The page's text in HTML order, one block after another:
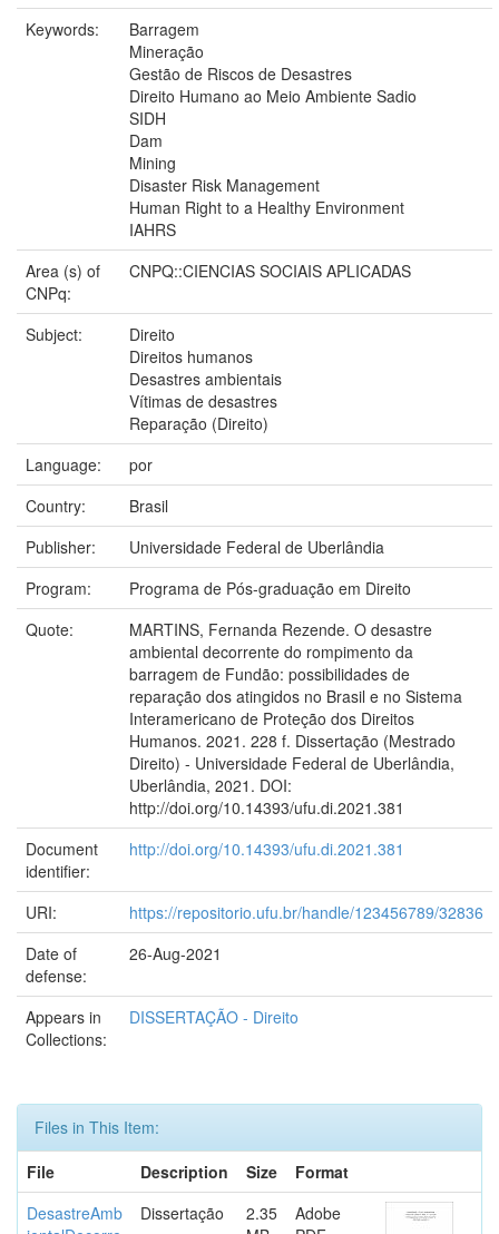
Keywords:
Barragem
Mineração
Gestão de Riscos de Desastres
Direito Humano ao Meio Ambiente Sadio
SIDH
Dam
Mining
Disaster Risk Management
Human Right to a Healthy Environment
IAHRS
Area (s) of
CNPq:
CNPQ::CIENCIAS SOCIAIS APLICADAS
Subject:
Direito
Direitos humanos
Desastres ambientais
Vítimas de desastres
Reparação (Direito)
Language:
por
Country:
Brasil
Publisher:
Universidade Federal de Uberlândia
Program:
Programa de Pós-graduação em Direito
Quote:
MARTINS, Fernanda Rezende. O desastre
ambiental decorrente do rompimento da
barragem de Fundão: possibilidades de
reparação dos atingidos no Brasil e no Sistema
Interamericano de Proteção dos Direitos
Humanos. 2021. 228 f. Dissertação (Mestrado
Direito) - Universidade Federal de Uberlândia,
Uberlândia, 2021. DOI:
http://doi.org/10.14393/ufu.di.2021.381
Document
identifier:
http://doi.org/10.14393/ufu.di.2021.381
URI:
https://repositorio.ufu.br/handle/123456789/32836
Date of
defense:
26-Aug-2021
Appears in
Collections:
DISSERTAÇÃO - Direito
Files in This Item:
File
Description Size
Format
DesastreAmb
Dissertação
2.35
Adobe